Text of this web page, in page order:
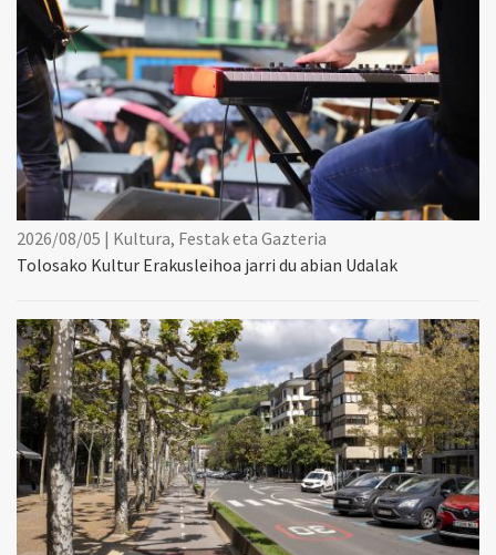
2026/08/05 | Kultura, Festak eta Gazteria
Tolosako Kultur Erakusleihoa jarri du abian Udalak